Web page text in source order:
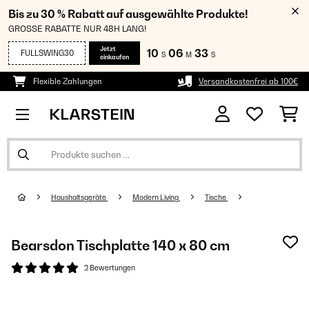
Bis zu 30 % Rabatt auf ausgewählte Produkte!
GROSSE RABATTE NUR 48H LANG!
FULLSWING30
Jetzt
einkaufen
10 S 06 M 33 S
Flexible Zahlungen Versandkostenfrei ab 100€
Haushaltsgeräte Modern Living Tische
Bearsdon Tischplatte 140 x 80 cm
2 Bewertungen